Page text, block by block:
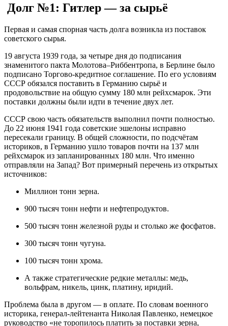
Долг №1: Гитлер — за сырьё
Первая и самая спорная часть долга возникла из поставок
советского сырья.
19 августа 1939 года, за четыре дня до подписания
знаменитого пакта Молотова–Риббентропа, в Берлине было
подписано Торгово-кредитное соглашение. По его условиям
СССР обязался поставить в Германию сырьё и
продовольствие на общую сумму 180 млн рейхсмарок. Эти
поставки должны были идти в течение двух лет.
СССР свою часть обязательств выполнил почти полностью.
До 22 июня 1941 года советские эшелоны исправно
пересекали границу. В общей сложности, по подсчётам
историков, в Германию ушло товаров почти на 137 млн
рейхсмарок из запланированных 180 млн. Что именно
отправляли на Запад? Вот примерный перечень из открытых
источников:
Миллион тонн зерна.
900 тысяч тонн нефти и нефтепродуктов.
500 тысяч тонн железной руды и столько же фосфатов.
300 тысяч тонн чугуна.
100 тысяч тонн хрома.
А также стратегические редкие металлы: медь,
вольфрам, никель, цинк, платину, иридий.
Проблема была в другом — в оплате. По словам военного
историка, генерал-лейтенанта Николая Павленко, немецкое
руководство «не торопилось платить за поставки зерна,